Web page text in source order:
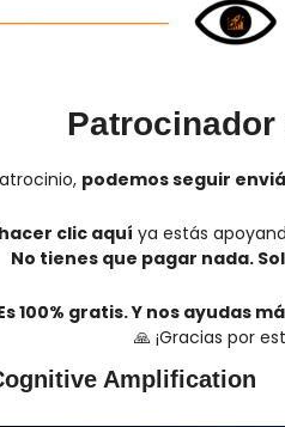
Patrocinador
podemos seguir
hacer clic aquí ya estás
No tienes que pagar nada.
100% gratis. Y nos ayudas
🙏 ¡Gracias por
Amplification